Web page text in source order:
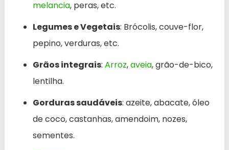
melancia, peras, etc.
Legumes e Vegetais: Brócolis, couve-flor,
pepino, verduras, etc.
Grãos integrais: Arroz,aveia, grão-de-bico,
lentilha.
Gorduras saudáveis: azeite, abacate, óleo
de coco, castanhas, amendoim, nozes,
sementes.